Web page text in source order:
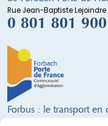
Rue Jean-Baptiste
0 801 801 900
Forbus : le transport